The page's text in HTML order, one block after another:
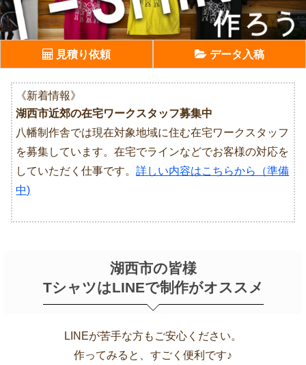
見積り依頼 データ入稿
《新着情報》
湖西市近郊の在宅ワークスタッフ募集中
八幡制作舎では現在対象地域に住む在宅ワークスタッフ
を募集しています。在宅でラインなどでお客様の対応を
していただく仕事です。詳しい内容はこちらから（準備
中)
湖西市の皆様
TシャツはLINEで制作がオススメ
LINEが苦手な方もご安心ください。
作ってみると、すごく便利です♪